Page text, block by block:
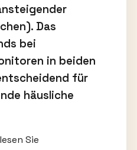
Das
bei
in beiden
für
häusliche
Sie